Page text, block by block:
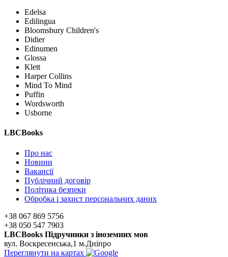
Edelsa
Edilingua
Bloomsbury Children's
Didier
Edinumen
Glossa
Klett
Harper Collins
Mind To Mind
Puffin
Wordsworth
Usborne
LBCBooks
Про нас
Новини
Вакансії
Публічний договір
Політика безпеки
Обробка і захист персональних даних
+38 067 869 5756
+38 050 547 7903
LBCBooks Підручники з іноземних мов
вул. Воскресенська,1 м.Дніпро
Переглянути на картах